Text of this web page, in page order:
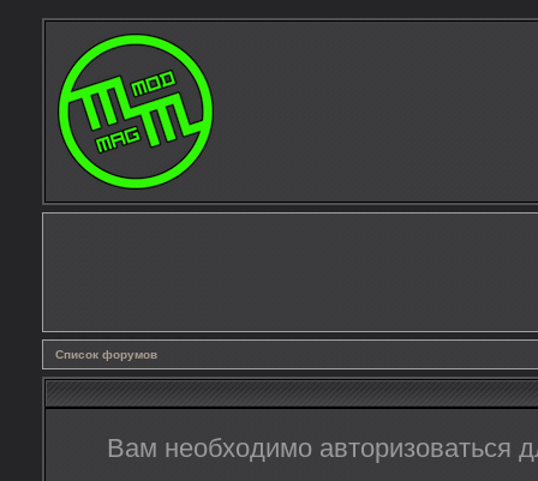
Список форумов
Вам необходимо авторизоваться